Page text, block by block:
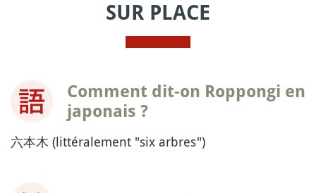
SUR PLACE
Comment dit-on Roppongi en
japonais ?
六本木 (littéralement "six arbres")